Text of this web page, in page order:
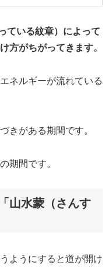
ている紋章）によって
方がちがってきます。
ネルギーが流れている
きがある期間です。
期間です。
山水蒙（さんす
ようにすると道が開け